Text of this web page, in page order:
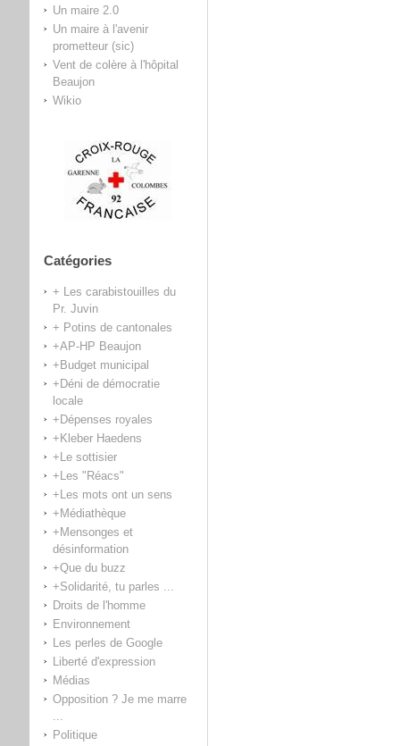
Un maire 2.0
Un maire à l'avenir
prometteur (sic)
Vent de colère à l'hôpital
Beaujon
Wikio
Catégories
+ Les carabistouilles du
Pr. Juvin
+ Potins de cantonales
+AP-HP Beaujon
+Budget municipal
+Déni de démocratie
locale
+Dépenses royales
+Kleber Haedens
+Le sottisier
+Les "Réacs"
+Les mots ont un sens
+Médiathèque
+Mensonges et
désinformation
+Que du buzz
+Solidarité, tu parles ...
Droits de l'homme
Environnement
Les perles de Google
Liberté d'expression
Médias
Opposition ? Je me marre
...
Politique